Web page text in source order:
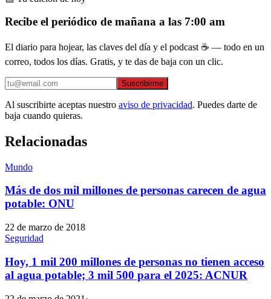
Recibe el periódico de mañana a las 7:00 am
El diario para hojear, las claves del día y el podcast ☕ — todo en un
correo, todos los días. Gratis, y te das de baja con un clic.
Suscribirme
Al suscribirte aceptas nuestro aviso de privacidad. Puedes darte de
baja cuando quieras.
Relacionadas
Mundo
Más de dos mil millones de personas carecen de agua
potable: ONU
22 de marzo de 2018
Seguridad
Hoy, 1 mil 200 millones de personas no tienen acceso
al agua potable; 3 mil 500 para el 2025: ACNUR